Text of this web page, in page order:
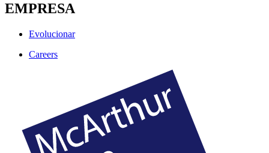
EMPRESA
Evolucionar
Careers